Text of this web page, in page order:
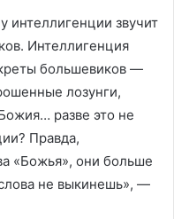
интеллигенции звучит
Интеллигенция
большевиков —
лозунги,
разве это не
Правда,
«Божья», они больше
не выкинешь», —